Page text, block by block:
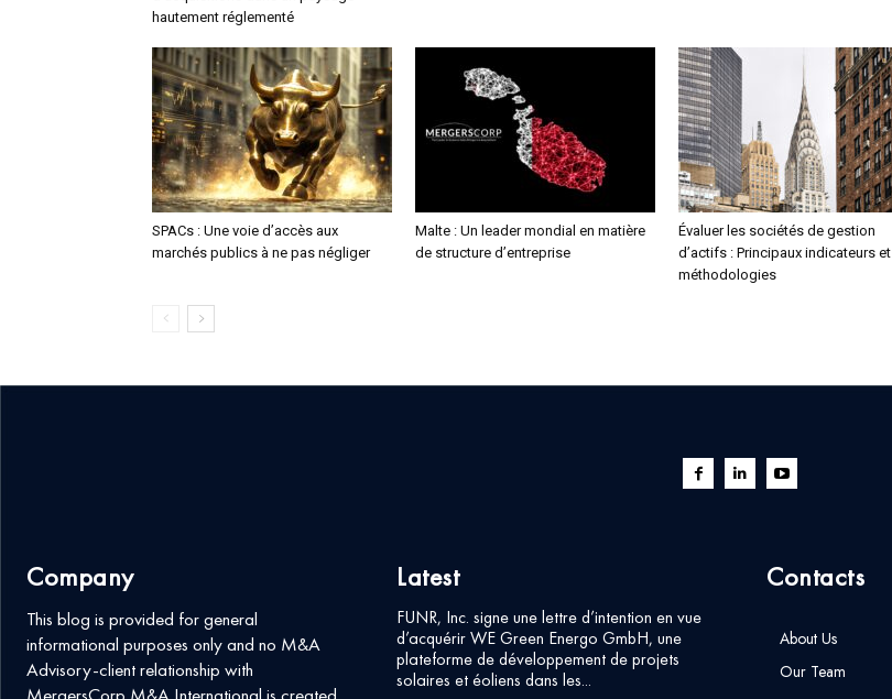
hautement réglementé
SPACs : Une voie d’accès aux
marchés publics à ne pas négliger
Malte : Un leader mondial en matière
de structure d’entreprise
Évaluer les sociétés de gestion
d’actifs : Principaux indicateurs et
méthodologies
Company
This blog is provided for general
informational purposes only and no M&A
Advisory-client relationship with
Latest
FUNR, Inc. signe une lettre d’intention en vue
d’acquérir WE Green Energo GmbH, une
plateforme de développement de projets
solaires et éoliens dans les...
Contacts
About Us
Our Team